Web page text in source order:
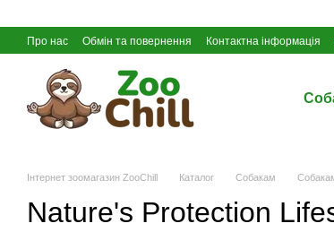
Про нас Обмін та повернення Контактна інформація
Інтернет зоомагазин ZooChill Каталог Собакам
Nature's Protection